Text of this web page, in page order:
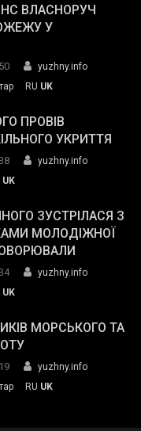
провів
нараду
силових
та
органів:
«Наш
спільний
окупанти.
Маємо
діяти
команда
ВЛАСНОРУЧ
У
yuzhny.info
on
ДСНС
власноруч
пожежу
у
RU UK
ПРОВІВ
УКРИТТЯ
yuzhny.info
UK
ЗУСТРІЛАСЯ З
МОЛОДІЖНОЇ
yuzhny.info
UK
МОРСЬКОГО ТА
yuzhny.info
on
RU UK